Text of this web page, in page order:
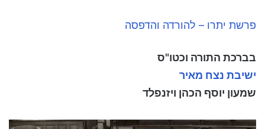
פרשת יתרו – להורדה והדפסה
בברכת התורה וכטו"ס
ישיבת נצח מאיר
שמעון יוסף הכהן ויזנפלד